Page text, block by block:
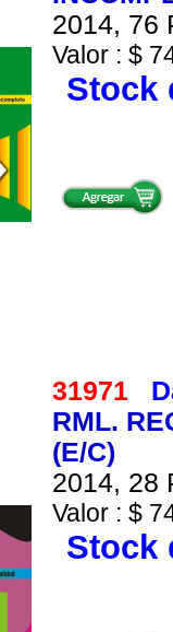
2014, 76
Valor : $
Stock
31971
RML.
(E/C)
2014, 28
Valor : $
Stock